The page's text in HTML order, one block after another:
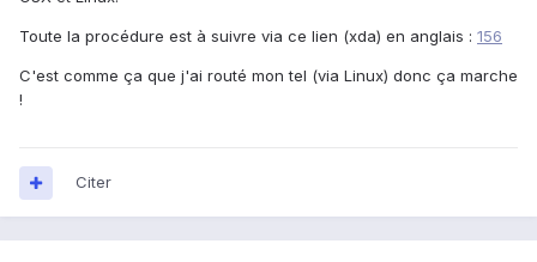
Toute la procédure est à suivre via ce lien (xda) en anglais : 156
C'est comme ça que j'ai routé mon tel (via Linux) donc ça marche
!
Citer